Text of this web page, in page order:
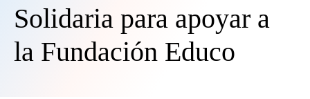
Solidaria para apoyar a
la Fundación Educo